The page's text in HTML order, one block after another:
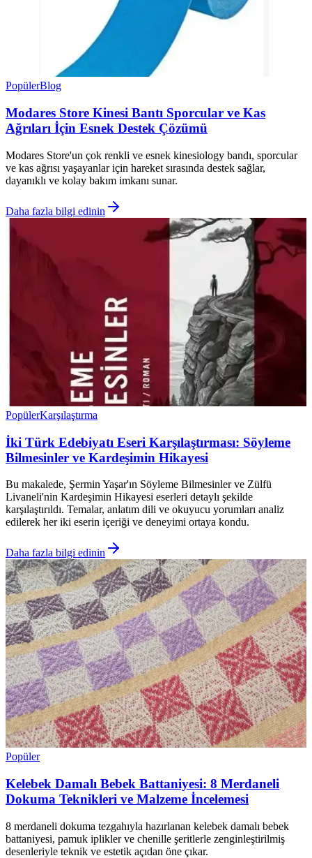
PopülerBlog
Modares Store Kinesi Bantı Sporcular ve Kas
Ağrıları İçin Esnek Destek Çözümü
Modares Store'un çok renkli ve esnek kinesiology bandı, sporcular
ve kas ağrısı yaşayanlar için hareket sırasında destek sağlar,
dayanıklı ve kolay bakım imkanı sunar.
Daha fazla bilgi edinin
PopülerKarşılaştırma
İki Türk Edebiyatı Eseri Karşılaştırması: Söyleme
Bilmesinler ve Kardeşimin Hikayesi
Bu makalede, Şermin Yaşar'ın Söyleme Bilmesinler ve Zülfü
Livaneli'nin Kardeşimin Hikayesi eserleri detaylı şekilde
karşılaştırıldı. Temalar, anlatım dili ve okuyucu yorumları analiz
edilerek her iki eserin içeriği ve deneyimi ortaya kondu.
Daha fazla bilgi edinin
Popüler
Kelebek Damalı Bebek Battaniyesi: 8 Merdaneli
Dokuma Teknikleri ve Malzeme İncelemesi
8 merdaneli dokuma tezgahıyla hazırlanan kelebek damalı bebek
battaniyesi, pamuk iplikler ve chenille şeritlerle zenginleştirilmiş
desenleriyle teknik ve estetik açıdan öne çıkar.